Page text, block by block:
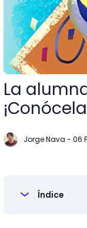
La
Jorge Nava - 06
Índice